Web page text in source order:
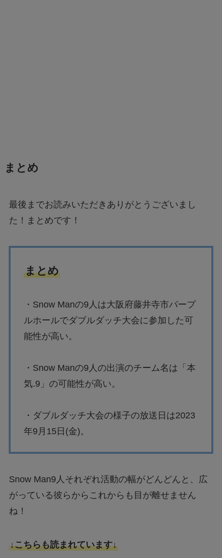
まとめ
最後までお読みいただきありがとうございまし
た！まとめです！
まとめ
・Snow Manの9人は大阪府藤井寺市パープ
ルホールでダブルダッチ大会に参加した可
能性が高い。
・Snow Manの9人の出演のチーム名は「本
気.9」の可能性が高い。
・ダブルダッチ大会の様子の放送日は2023
年9月15日(金)。
Snow Man9人それぞれ活動の幅がどんどんと、広
がっている彼らからこれからも目が離せません
ね！
↓こちらも読まれています↓